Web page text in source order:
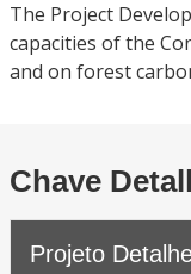
The Project
capacities of the
and on forest
Chave
Projeto